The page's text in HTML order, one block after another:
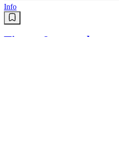
Info
Tiaret: 6 morts dans